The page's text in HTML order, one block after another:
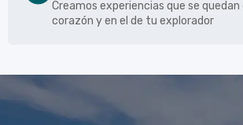
Creamos experiencias que se
corazón y en el de tu explorador